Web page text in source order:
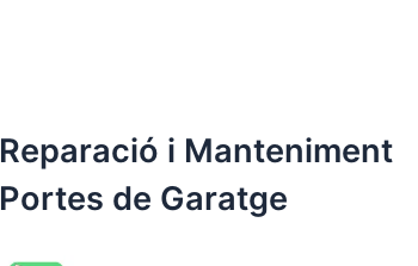
Reparació i Manteniment
Portes de Garatge